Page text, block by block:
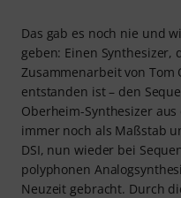
Das gab es noch nie und
geben: Einen Synthesizer,
Zusammenarbeit von
entstanden ist – den
Oberheim-Synthesizer
immer noch als Maßstab
DSI, nun wieder bei
polyphonen
Neuzeit gebracht. Durch